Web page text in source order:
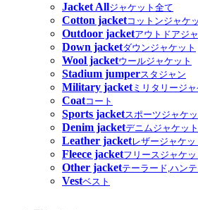
Jacket Allジャケット全て
Cotton jacketコットンジャケ
Outdoor jacketアウトドアジ
Down jacketダウンジャケット
Wool jacketウールジャケット
Stadium jumperスタジャン
Military jacketミリタリージャ
Coatコート
Sports jacketスポーツジャケッ
Denim jacketデニムジャケット
Leather jacketレザージャケッ
Fleece jacketフリースジャケッ
Other jacketテーラード,ハン
Vestベスト